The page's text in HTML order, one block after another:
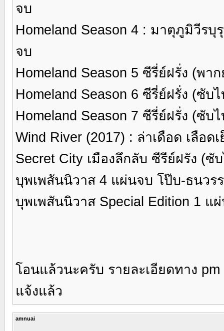
จบ
Homeland Season 4 : มาตุภูมิวีร
จบ
Homeland Season 5 ซีรี่ย์ฝรั่ง (พา
Homeland Season 6 ซีรี่ย์ฝรั่ง (ซับ
Homeland Season 7 ซีรี่ย์ฝรั่ง (ซับ
Wind River (2017) : ล่าเดือด เลือ
Secret City เมืองลึกลับ ซีรีย์ฝรัง (ซั
บุพเพสันนิวาส 4 แผ่นจบ โป๊บ-ธนวร
บุพเพสันนิวาส Special Edition 1 แ
โอนแล้วนะครับ รายละเอียดทาง
แจ้งแล้ว
amnuai